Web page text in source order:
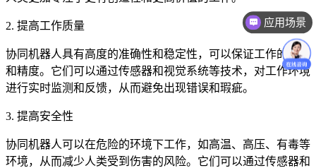
2. 提高工作质量
协同机器人具有高度的准确性和稳定性，可以保证工作的质量
和精度。它们可以通过传感器和视觉系统等技术，对工作环境
进行实时监测和反馈，从而避免出现错误和瑕疵。
3. 提高安全性
协同机器人可以在危险的环境下工作，如高温、高压、有毒等
环境，从而减少人类受到伤害的风险。它们可以通过传感器和
应用场景
价格咨询